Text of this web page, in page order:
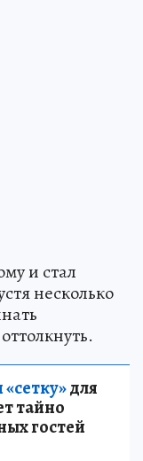
и стал
несколько
для
тайно
гостей